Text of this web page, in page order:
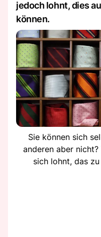
jedoch lohnt, dies
können.
Sie können sich
anderen aber
sich lohnt, das